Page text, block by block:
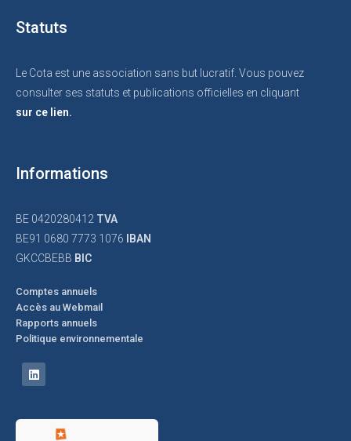
Statuts
Le Cota est une association sans but lucratif. Vous pouvez
consulter ses statuts et publications officielles en cliquant
sur ce lien.
Informations
BE 0420280412 TVA
BE91 0680 7773 1076
IBAN
GKCCBEBB BIC
Comptes annuels
Accès au Webmail
Rapports annuels
Politique environnementale